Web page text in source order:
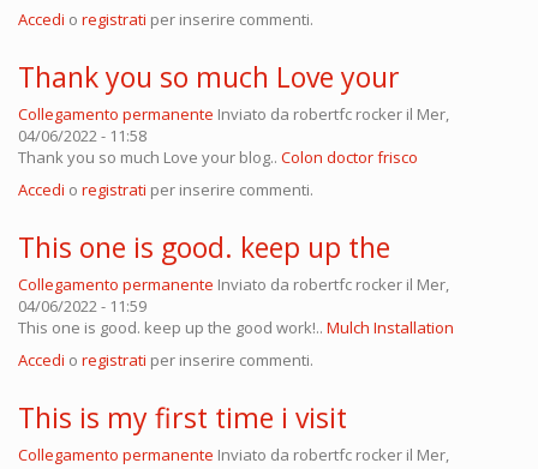
Accedi o registrati per inserire commenti.
Thank you so much Love your
Collegamento permanente Inviato da robertfc rocker il Mer,
04/06/2022 - 11:58
Thank you so much Love your blog.. Colon doctor frisco
Accedi o registrati per inserire commenti.
This one is good. keep up the
Collegamento permanente Inviato da robertfc rocker il Mer,
04/06/2022 - 11:59
This one is good. keep up the good work!.. Mulch Installation
Accedi o registrati per inserire commenti.
This is my first time i visit
Collegamento permanente Inviato da robertfc rocker il Mer,